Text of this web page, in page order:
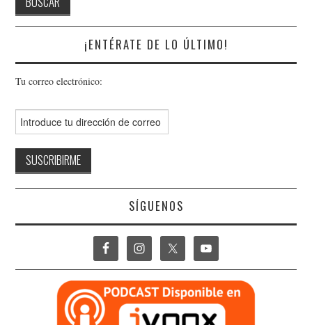
¡ENTÉRATE DE LO ÚLTIMO!
Tu correo electrónico:
SÍGUENOS